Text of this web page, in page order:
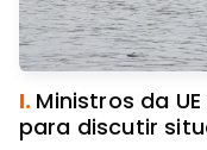
I. Ministros da
para discutir